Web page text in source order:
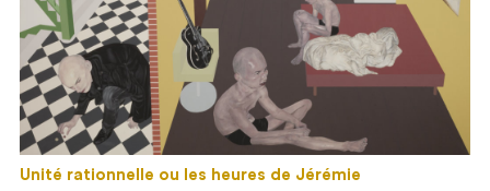
Unité rationnelle ou les heures de Jérémie